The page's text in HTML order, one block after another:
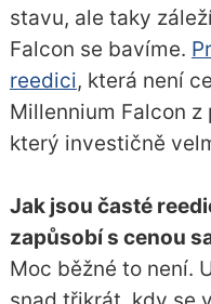
stavu, ale taky
Falcon se bavíme.
reedici, která není
Millennium Falcon z
který investičně
Jak jsou časté
zapůsobí s cenou
Moc běžné to není.